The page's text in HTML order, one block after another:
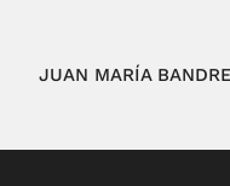
JUAN MARÍA